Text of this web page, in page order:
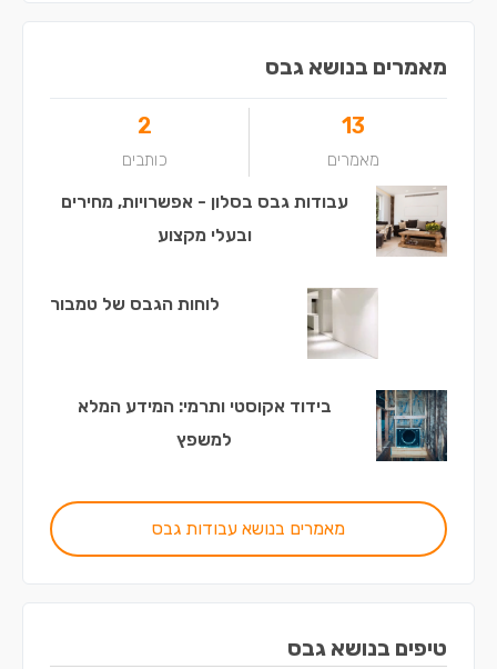
מאמרים בנושא גבס
13
מאמרים
2
כותבים
עבודות גבס בסלון - אפשרויות, מחירים
ובעלי מקצוע
לוחות הגבס של טמבור
בידוד אקוסטי ותרמי: המידע המלא
למשפץ
מאמרים בנושא עבודות גבס
טיפים בנושא גבס